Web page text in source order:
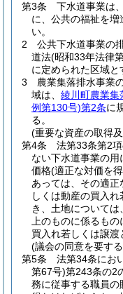
第3条
下水道事業は
に、公共の福祉を
い。
2
公共下水道事業の
道法(昭和33年法律
に定められた区域と
3
農業集落排水事業
域は、 綾川町農業集
例第130号)第2条に
る。
(重要な資産の取得
第4条
法第33条第2
ない下水道事業の
価格(適正な対価を
あっては、その適正
しくは動産の買入
き、土地について
上のものに係るも
買入れ若しくは譲渡
(議会の同意を要す
第5条
法第34条にお
第67号)第243条の2
務に従事する職員の